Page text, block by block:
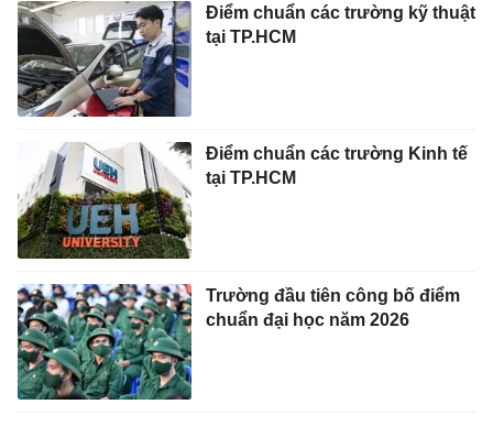
Điểm chuẩn các trường kỹ thuật
tại TP.HCM
Điểm chuẩn các trường Kinh tế
tại TP.HCM
Trường đầu tiên công bố điểm
chuẩn đại học năm 2026